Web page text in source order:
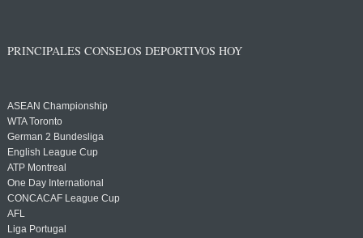
PRINCIPALES CONSEJOS DEPORTIVOS HOY
ASEAN Championship
WTA Toronto
German 2 Bundesliga
English League Cup
ATP Montreal
One Day International
CONCACAF League Cup
AFL
Liga Portugal